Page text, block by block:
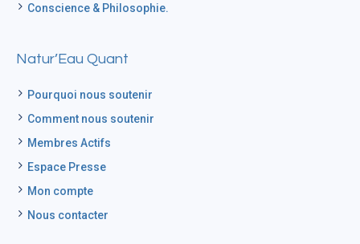
Conscience & Philosophie.
Natur’Eau Quant
Pourquoi nous soutenir
Comment nous soutenir
Membres Actifs
Espace Presse
Mon compte
Nous contacter